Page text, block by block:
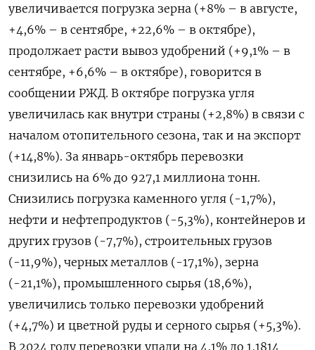
увеличивается погрузка зерна (+8% – в августе,
+4,6% – в сентябре, +22,6% – в октябре),
продолжает расти вывоз удобрений (+9,1% – в
сентябре, +6,6% – в октябре), говорится в
сообщении РЖД. В октябре погрузка угля
увеличилась как внутри страны (+2,8%) в связи с
началом отопительного сезона, так и на экспорт
(+14,8%). За январь-октябрь перевозки
снизились на 6% до 927,1 миллиона тонн.
Снизились погрузка каменного угля (-1,7%),
нефти и нефтепродуктов (-5,3%), контейнеров и
других грузов (-7,7%), строительных грузов
(-11,9%), черных металлов (-17,1%), зерна
(-21,1%), промышленного сырья (18,6%),
увеличились только перевозки удобрений
(+4,7%) и цветной руды и серного сырья (+5,3%).
В 2024 году перевозки упали на 4,1% до 1,1814